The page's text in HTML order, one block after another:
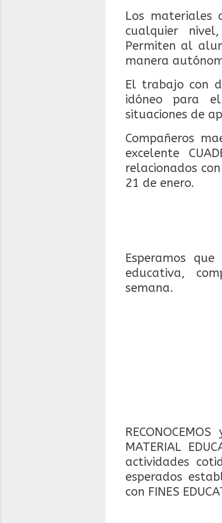
Los materiales
cualquier
Permiten al
manera
El trabajo con
idóneo para
situaciones de
Compañeros
excelente
relacionados
21 de enero.
Esperamos
educativa,
semana.
MATERIAL
actividades
esperados
con FINES